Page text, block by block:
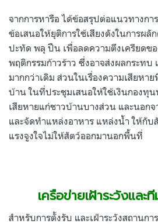
จากการหารือ ได้ข้อสรุปต่อแนวทางก
ข้อเสนอให้ยุติการใช้เสียงดังในการผลั
ปะทัด พลุ ปืน เพื่อลดความตึงเครียดข
พฤติกรรมก้าวร้าว ซึ่งอาจส่งผลกระทบ
มากกว่าเดิม ส่วนในเรื่องความเสียหา
บ้าน ในที่ประชุมเสนอให้ใช้เงินกองทุ
เสียหายแก่ชาวบ้านบางส่วน และนอกจ
และจัดทำแหล่งอาหาร แหล่งน้ำ ให้กั
แรงจูงใจไม่ให้สัตว์ออกมานอกพื้นที่
เครือข่ายเฝ้าระวังแล
สำหรับการตั้งรับ และเฝ้าระวังสถานก